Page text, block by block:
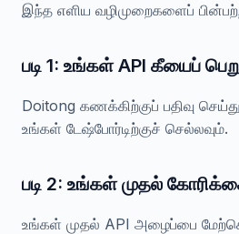
இந்த எளிய வழிமுறைகளைப்
படி 1: உங்கள் API கீயைப்
Doitong கணக்கிற்குப் பதிவு
உங்கள் டேஷ்போர்டிற்குச் செல்லவும்.
படி 2: உங்கள் முதல்
உங்கள் முதல் API அழைப்பை